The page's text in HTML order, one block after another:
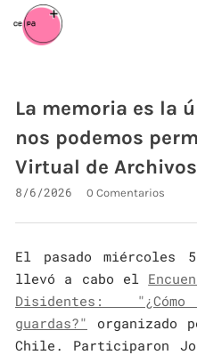
La memoria es la
nos podemos
Virtual de
8/6/2026 0 Comentarios
El pasado miércoles
llevó a cabo el
Disidentes:
guardas?" organizado
Chile. Participaron